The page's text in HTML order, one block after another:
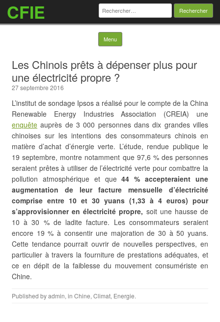
CFIE Rechercher :
Menu Skip to content
Les Chinois prêts à dépenser plus pour
une électricité propre ?
27 septembre 2016
L’institut de sondage Ipsos a réalisé pour le compte de la China
Renewable Energy Industries Association (CREIA) une
enquête auprès de 3 000 personnes dans dix grandes villes
chinoises sur les intentions des consommateurs chinois en
matière d’achat d’énergie verte. L’étude, rendue publique le
19 septembre, montre notamment que 97,6 % des personnes
seraient prêtes à utiliser de l’électricité verte pour combattre la
pollution atmosphérique etque44 % accepteraient une
augmentation de leur facture mensuelle d’électricité
comprise entre 10 et 30 yuans (1,33 à 4 euros) pour
s’approvisionner en électricité propre, soit une hausse de
10 à 30 % de ladite facture. Les consommateurs seraient
encore 19 % à consentir une majoration de 30 à 50 yuans.
Cette tendance pourrait ouvrir de nouvelles perspectives, en
particulier à travers la fourniture de prestations adéquates, et
ce en dépit de la faiblesse du mouvement consumériste en
Chine.
Published byadmin, in Chine, Climat, Energie.